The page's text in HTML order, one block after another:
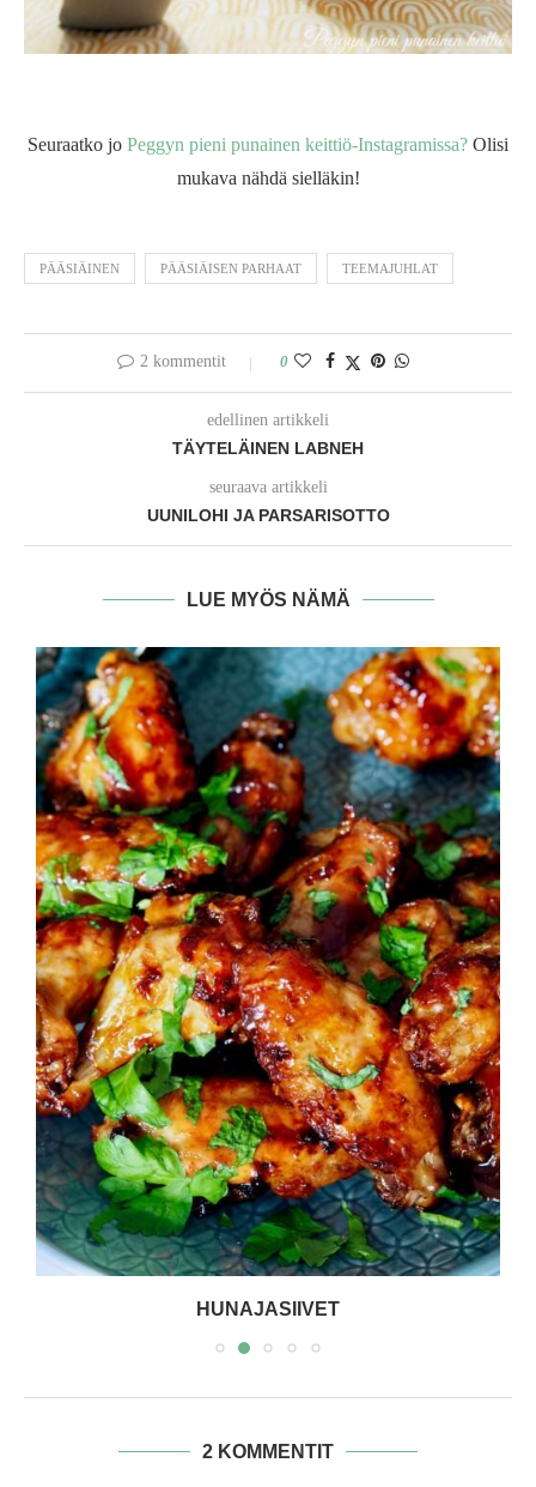
Seuraatko jo Peggyn pieni punainen keittiö-Instagramissa? Olisi
mukava nähdä sielläkin!
PÄÄSIÄINEN PÄÄSIÄISEN PARHAAT TEEMAJUHLAT
2 kommentit 0
edellinen artikkeli
TÄYTELÄINEN LABNEH
seuraava artikkeli
UUNILOHI JA PARSARISOTTO
LUE MYÖS NÄMÄ
HUNAJASIIVET
2 KOMMENTIT